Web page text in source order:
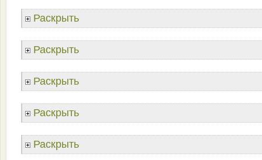
Раскрыть
Раскрыть
Раскрыть
Раскрыть
Раскрыть